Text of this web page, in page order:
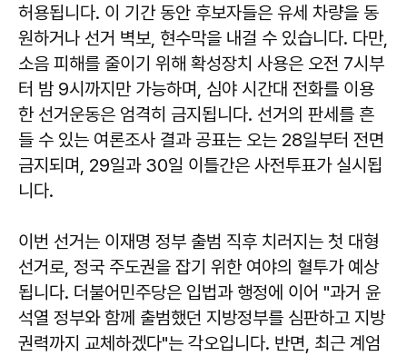
허용됩니다. 이 기간 동안 후보자들은 유세 차량을 동
원하거나 선거 벽보, 현수막을 내걸 수 있습니다. 다만,
소음 피해를 줄이기 위해 확성장치 사용은 오전 7시부
터 밤 9시까지만 가능하며, 심야 시간대 전화를 이용
한 선거운동은 엄격히 금지됩니다. 선거의 판세를 흔
들 수 있는 여론조사 결과 공표는 오는 28일부터 전면
금지되며, 29일과 30일 이틀간은 사전투표가 실시됩
니다.
이번 선거는 이재명 정부 출범 직후 치러지는 첫 대형
선거로, 정국 주도권을 잡기 위한 여야의 혈투가 예상
됩니다. 더불어민주당은 입법과 행정에 이어 "과거 윤
석열 정부와 함께 출범했던 지방정부를 심판하고 지방
권력까지 교체하겠다"는 각오입니다. 반면, 최근 계엄